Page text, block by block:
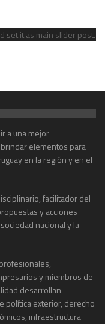
set it as main slider post.
a una mejor
elementos para
en la región y en el
facilitador del
y acciones
nacional y la
y miembros de
desarrollan
política exterior, derecho
infraestructura